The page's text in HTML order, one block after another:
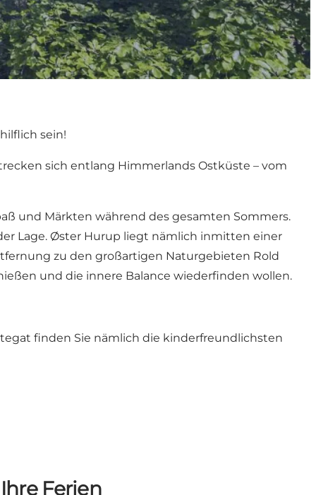
sein!
sich entlang Himmerlands Ostküste – vom
und Märkten während des gesamten Sommers.
Lage. Øster Hurup liegt nämlich inmitten einer
zu den großartigen Naturgebieten Rold
und die innere Balance wiederfinden wollen.
finden Sie nämlich die kinderfreundlichsten
Ferien